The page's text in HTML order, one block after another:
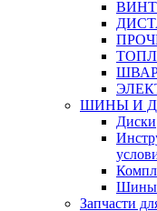
ШИНЫ И
Диски
Шины
Запчасти